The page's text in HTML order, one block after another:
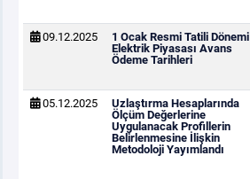
09.12.2025
1 Ocak Resmi Tatili Dönemi
Elektrik Piyasası Avans
Ödeme Tarihleri
05.12.2025
Uzlaştırma Hesaplarında
Ölçüm Değerlerine
Uygulanacak Profillerin
Belirlenmesine İlişkin
Metodoloji Yayımlandı